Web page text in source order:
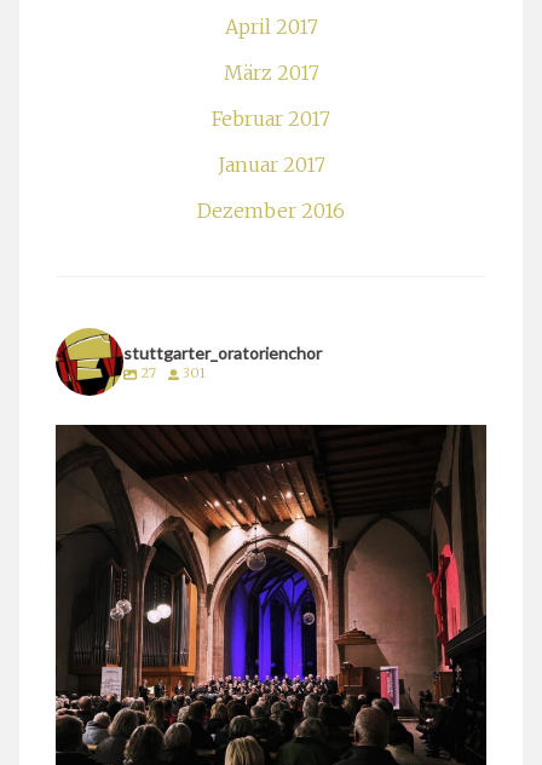
April 2017
März 2017
Februar 2017
Januar 2017
Dezember 2016
stuttgarter_oratorienchor
27 301
stuttgarter_oratorienchor
März 24